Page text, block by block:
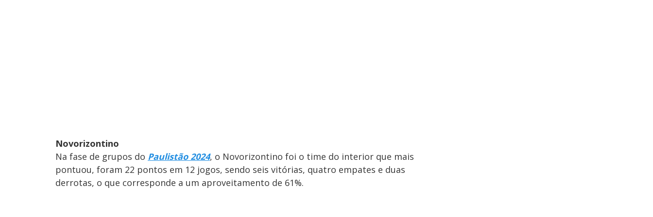
Novorizontino
Na fase de grupos do Paulistão 2024, o Novorizontino foi o time do interior que mais
pontuou, foram 22 pontos em 12 jogos, sendo seis vitórias, quatro empates e duas
derrotas, o que corresponde a um aproveitamento de 61%.